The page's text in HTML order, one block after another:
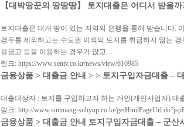
【대박땅꾼의 땅땅땅】 토지대출은 어디서 받을
토지대출은 대개 땅이 있는 지역의 은행을 통해 받습니다.
경우를 제외하고는 수도권 이외의 토지를 취급하지 않는
용금고 등을 이용하는 경우가 많고…
링크: https://www.sentv.co.kr/news/view/610985
금융상품 > 대출금 안내 > > 토지구입자금대출 –
대출대상자 : 토지를 구입하고자 하는 개인(개인사업자)
링크: http://www.sunmang-suhyup.co.kr/
금융상품 > 대출금 안내 토지구입자금대출 – 군산